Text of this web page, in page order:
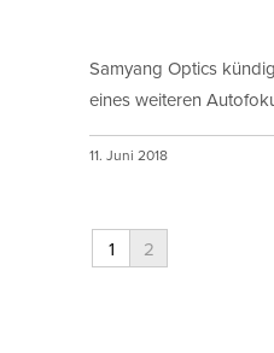
Samyang Optics
eines weiteren
11. Juni 2018
1 2